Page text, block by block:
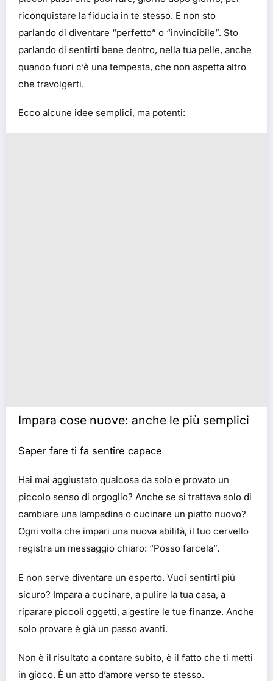
riconquistare la fiducia in te stesso. E non sto
parlando di diventare “perfetto” o “invincibile”. Sto
parlando di sentirti bene dentro, nella tua pelle, anche
quando fuori c’è una tempesta, che non aspetta altro
che travolgerti.
Ecco alcune idee semplici, ma potenti:
Impara cose nuove: anche le più semplici
Saper fare ti fa sentire capace
Hai mai aggiustato qualcosa da solo e provato un
piccolo senso di orgoglio? Anche se si trattava solo di
cambiare una lampadina o cucinare un piatto nuovo?
Ogni volta che impari una nuova abilità, il tuo cervello
registra un messaggio chiaro: “Posso farcela”.
E non serve diventare un esperto. Vuoi sentirti più
sicuro? Impara a cucinare, a pulire la tua casa, a
riparare piccoli oggetti, a gestire le tue finanze. Anche
solo provare è già un passo avanti.
Non è il risultato a contare subito, è il fatto che ti metti
in gioco. È un atto d’amore verso te stesso.